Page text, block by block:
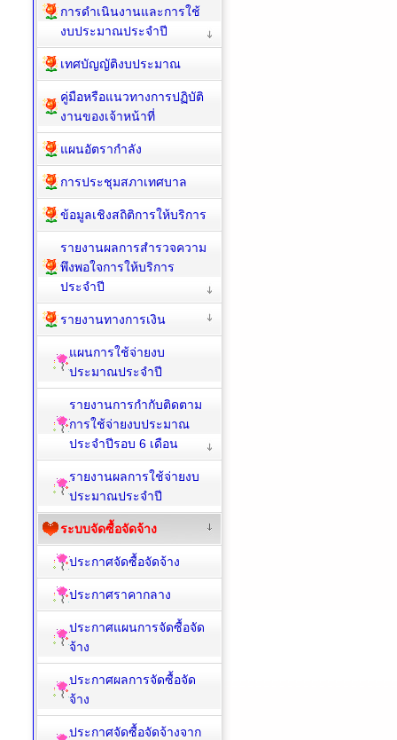
การดำเนินงานและการใช้
งบประมาณประจำปี
เทศบัญญัติงบประมาณ
คู่มือหรือแนวทางการปฏิบัติ
งานของเจ้าหน้าที่
แผนอัตรากำลัง
การประชุมสภาเทศบาล
ข้อมูลเชิงสถิติการให้บริการ
รายงานผลการสำรวจความ
พึงพอใจการให้บริการ
ประจำปี
รายงานทางการเงิน
แผนการใช้จ่ายงบ
ประมาณประจำปี
รายงานการกำกับติดตาม
การใช้จ่ายงบประมาณ
ประจำปีรอบ 6 เดือน
รายงานผลการใช้จ่ายงบ
ประมาณประจำปี
ระบบจัดซื้อจัดจ้าง
ประกาศจัดซื้อจัดจ้าง
ประกาศราคากลาง
ประกาศแผนการจัดซื้อจัด
จ้าง
ประกาศผลการจัดซื้อจัด
จ้าง
ประกาศจัดซื้อจัดจ้างจาก